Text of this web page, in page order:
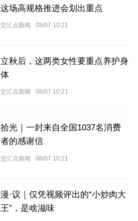
这场高规格推进会划出重点
交汇点新闻 08/07 10:21
立秋后，这两类女性要重点养护身
体
交汇点新闻 08/07 10:21
拾光｜一封来自全国1037名消费
者的感谢信
交汇点新闻 08/07 10:21
漫·议｜仅凭视频评出的“小炒肉大
王”，是啥滋味